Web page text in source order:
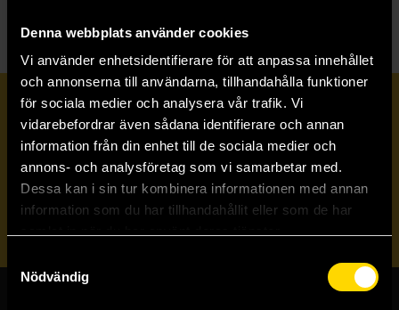
Denna webbplats använder cookies
Vi använder enhetsidentifierare för att anpassa innehållet
och annonserna till användarna, tillhandahålla funktioner
för sociala medier och analysera vår trafik. Vi
vidarebefordrar även sådana identifierare och annan
information från din enhet till de sociala medier och
annons- och analysföretag som vi samarbetar med.
Dessa kan i sin tur kombinera informationen med annan
information som du har tillhandahållit eller som de har
Nödvändig
Prenumerera på vårt nyhetsbrev
Veckobrevet
Skicka